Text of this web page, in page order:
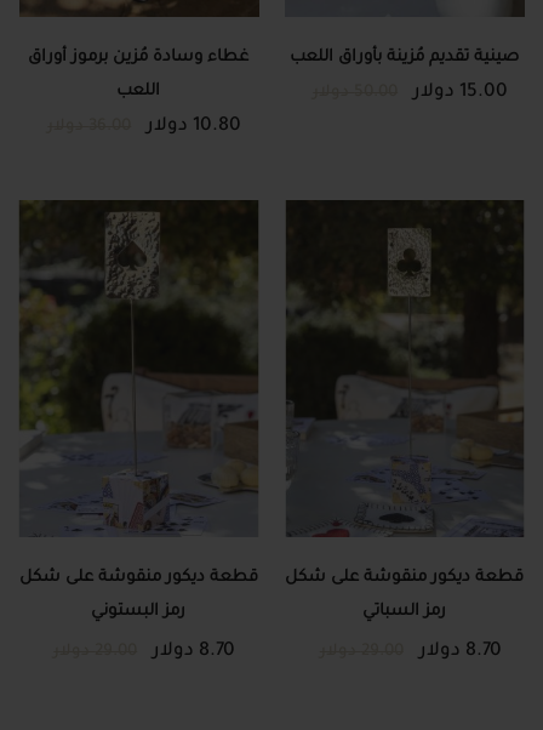
صينية تقديم مُزينة بأوراق اللعب
15.00 دولار
غطاء وسادة مُزين برموز أوراق
اللعب
10.80 دولار
قطعة ديكور منقوشة على شكل
رمز السباتي
8.70 دولار
قطعة ديكور منقوشة على شكل
رمز البستوني
8.70 دولار